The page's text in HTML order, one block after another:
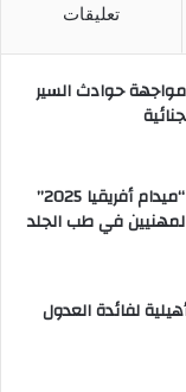
تعليقات
مواجهة حوادث السير
الرباط تحتضن حفل افتتاح “ميدام أفريقيا 2025”
في طب الجلد
لفائدة العدول